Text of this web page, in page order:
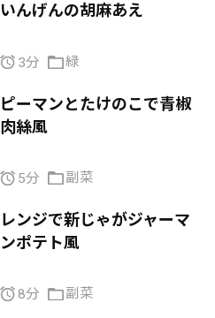
いんげんの胡麻あえ
3分 緑
ピーマンとたけのこで青椒
肉絲風
5分 副菜
レンジで新じゃがジャーマ
ンポテト風
8分 副菜